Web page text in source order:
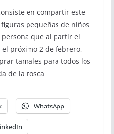
en compartir este
pequeñas de niños
persona que al partir el
próximo 2 de febrero,
tamales para todos los
de la rosca.
WhatsApp